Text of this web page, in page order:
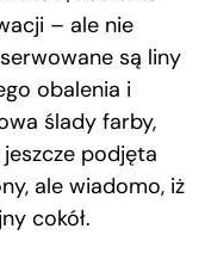
– ale nie
są liny
obalenia i
ślady farby,
jeszcze podjęta
ale wiadomo, iż
cokół.